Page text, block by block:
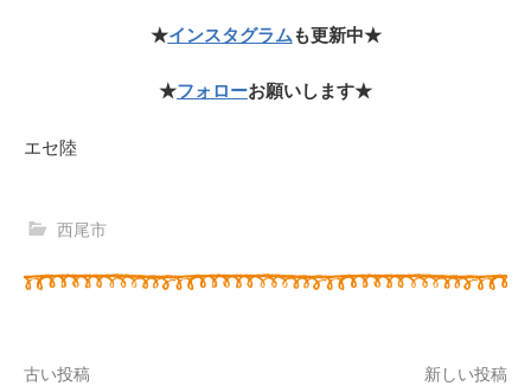
★インスタグラムも更新中★
★フォローお願いします★
エセ陸
西尾市
古い投稿 新しい投稿